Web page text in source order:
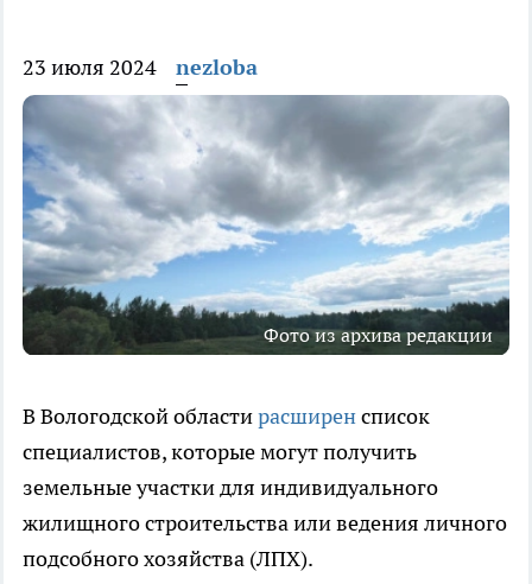
23 июля 2024 nezloba
Фото из архива редакции
В Вологодской областирасширенсписок
специалистов, которые могут получить
земельные участки для индивидуального
жилищного строительства или ведения личного
подсобного хозяйства (ЛПХ).